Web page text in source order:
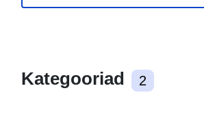
Kategooriad 2